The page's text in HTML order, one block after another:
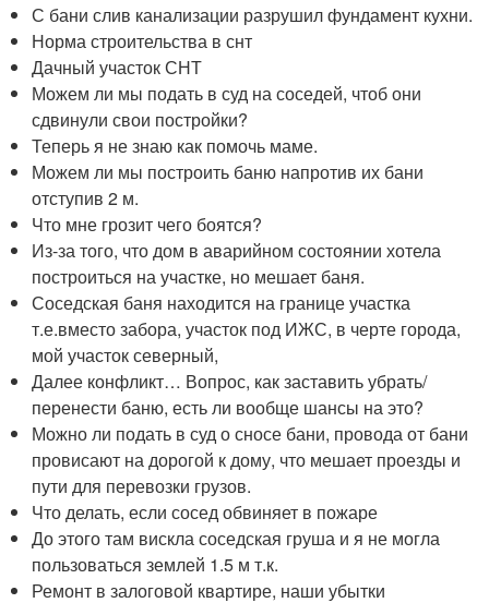
С бани слив канализации разрушил фундамент кухни.
Норма строительства в снт
Дачный участок СНТ
Можем ли мы подать в суд на соседей, чтоб они
сдвинули свои постройки?
Теперь я не знаю как помочь маме.
Можем ли мы построить баню напротив их бани
отступив 2 м.
Что мне грозит чего боятся?
Из-за того, что дом в аварийном состоянии хотела
построиться на участке, но мешает баня.
Соседская баня находится на границе участка
т.е.вместо забора, участок под ИЖС, в черте города,
мой участок северный,
Далее конфликт… Вопрос, как заставить убрать/
перенести баню, есть ли вообще шансы на это?
Можно ли подать в суд о сносе бани, провода от бани
провисают на дорогой к дому, что мешает проезды и
пути для перевозки грузов.
Что делать, если сосед обвиняет в пожаре
До этого там вискла соседская груша и я не могла
пользоваться землей 1.5 м т.к.
Ремонт в залоговой квартире, наши убытки